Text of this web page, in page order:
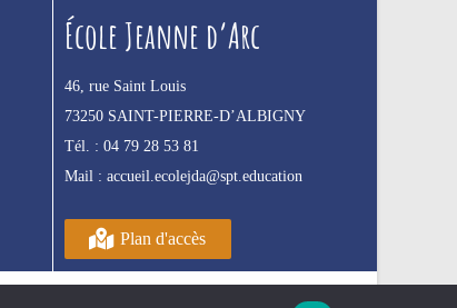
École Jeanne d’Arc
46, rue Saint Louis
73250 SAINT-PIERRE-D’ALBIGNY
Tél. : 04 79 28 53 81
Mail : accueil.ecolejda@spt.education
Plan d'accès